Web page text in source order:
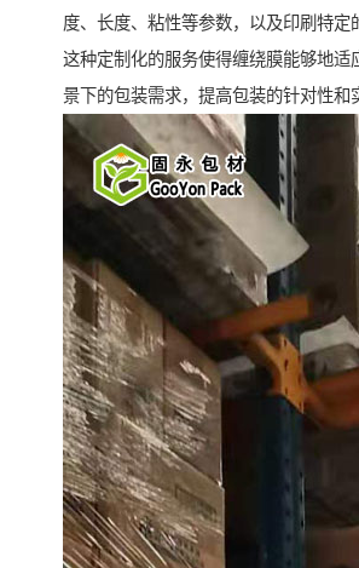
度、长度、粘性等参数，以及印刷特定
这种定制化的服务使得缠绕膜能够地适
景下的包装需求，提高包装的针对性和